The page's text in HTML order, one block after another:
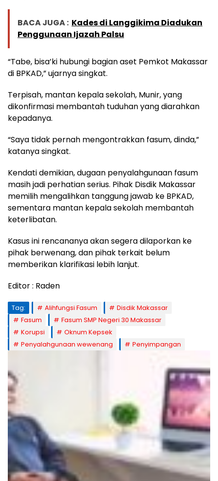
BACA JUGA : Kades di Langgikima Diadukan
Penggunaan Ijazah Palsu
“Tabe, bisa’ki hubungi bagian aset Pemkot Makassar
di BPKAD,” ujarnya singkat.
Terpisah, mantan kepala sekolah, Munir, yang
dikonfirmasi membantah tuduhan yang diarahkan
kepadanya.
“Saya tidak pernah mengontrakkan fasum, dinda,”
katanya singkat.
Kendati demikian, dugaan penyalahgunaan fasum
masih jadi perhatian serius. Pihak Disdik Makassar
memilih mengalihkan tanggung jawab ke BPKAD,
sementara mantan kepala sekolah membantah
keterlibatan.
Kasus ini rencananya akan segera dilaporkan ke
pihak berwenang, dan pihak terkait belum
memberikan klarifikasi lebih lanjut.
Editor : Raden
Tag: Alihfungsi Fasum
Disdik Makassar
Fasum
Fasum SMP Negeri 30 Makassar
Korupsi
Oknum Kepsek
Penyalahgunaan wewenang
Penyimpangan